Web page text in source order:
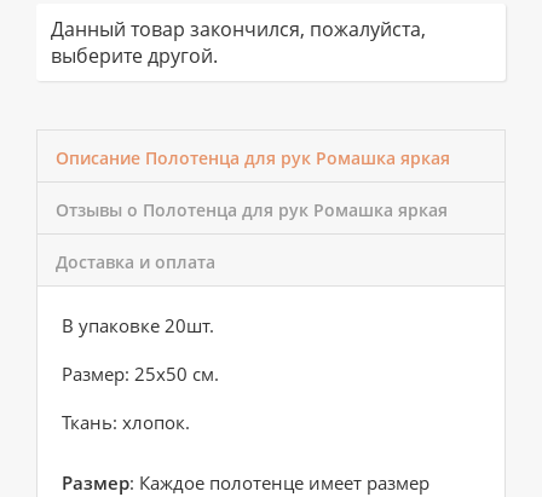
Данный товар закончился, пожалуйста,
выберите другой.
Описание Полотенца для рук Ромашка яркая
Отзывы о Полотенца для рук Ромашка яркая
Доставка и оплата
В упаковке 20шт.
Размер: 25х50 см.
Ткань: хлопок.
Размер: Каждое полотенце имеет размер